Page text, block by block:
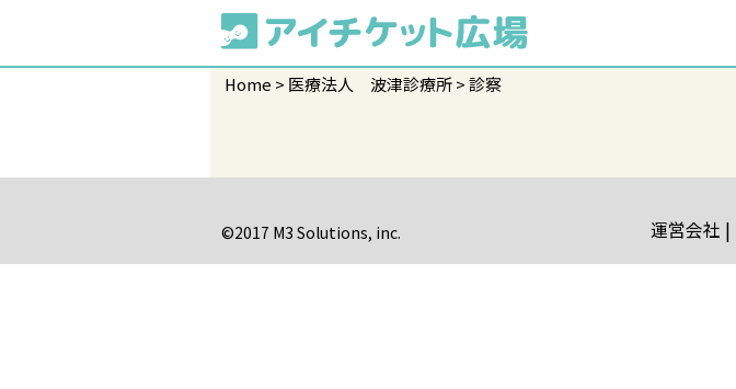
Home 医療法人 波津診療所 診察
運営会社
©2017 M3 Solutions, inc.